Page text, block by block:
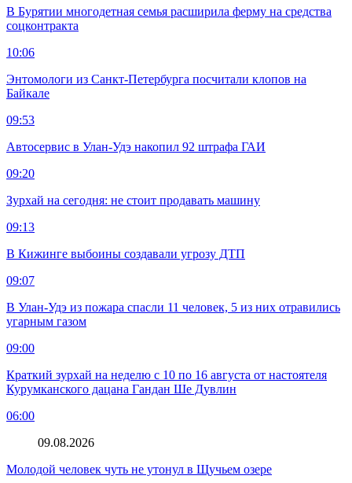
В Бурятии многодетная семья расширила ферму на средства
соцконтракта
10:06
Энтомологи из Санкт-Петербурга посчитали клопов на
Байкале
09:53
Автосервис в Улан-Удэ накопил 92 штрафа ГАИ
09:20
Зурхай на сегодня: не стоит продавать машину
09:13
В Кижинге выбоины создавали угрозу ДТП
09:07
В Улан-Удэ из пожара спасли 11 человек, 5 из них отравились
угарным газом
09:00
Краткий зурхай на неделю с 10 по 16 августа от настоятеля
Курумканского дацана Гандан Ше Дувлин
06:00
09.08.2026
Молодой человек чуть не утонул в Щучьем озере